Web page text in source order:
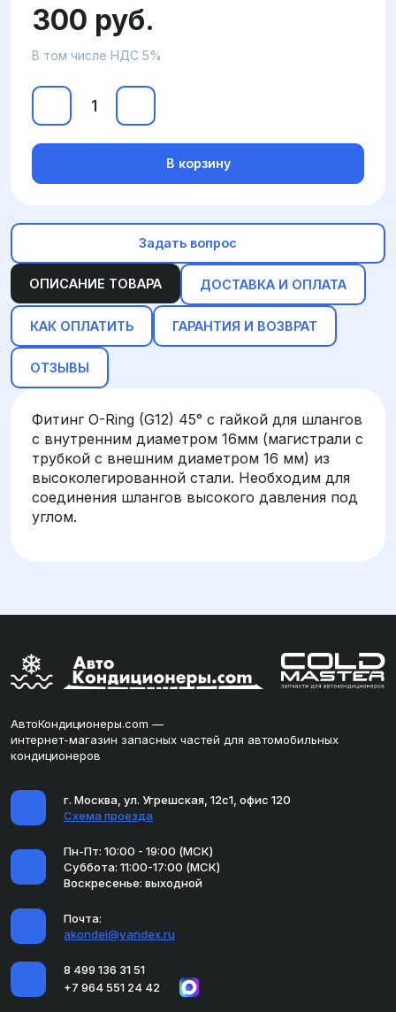
ОПИСАНИЕ ТОВАРА ДОСТАВКА И ОПЛАТА
КАК ОПЛАТИТЬ ГАРАНТИЯ И ВОЗВРАТ
ОТЗЫВЫ
Фитинг O-Ring (G12) 45° с гайкой для шлангов
с внутренним диаметром 16мм (магистрали с
трубкой с внешним диаметром 16 мм) из
высоколегированной стали. Необходим для
соединения шлангов высокого давления под
углом.
300 руб.
В том числе НДС 5%
В корзину
Задать вопрос
АвтоКондиционеры.com —
интернет-магазин запасных частей для автомобильных
кондиционеров
г. Москва, ул. Угрешская, 12с1, офис 120
Схема проезда
Пн-Пт: 10:00 - 19:00 (МСК)
Суббота: 11:00-17:00 (МСК)
Воскресенье: выходной
Почта:
akondei@yandex.ru
8 499 136 31 51
+7 964 551 24 42